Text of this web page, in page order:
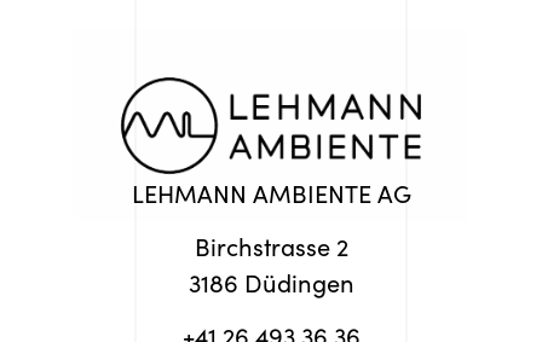
LEHMANN AMBIENTE AG
Birchstrasse 2
3186 Düdingen